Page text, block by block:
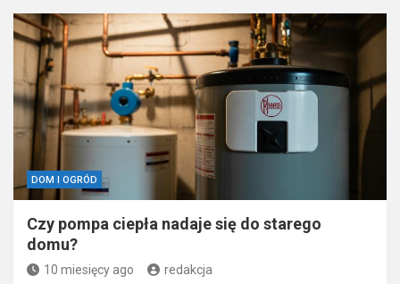
DOM I OGRÓD
Czy pompa ciepła nadaje się do starego
domu?
10 miesięcy ago redakcja